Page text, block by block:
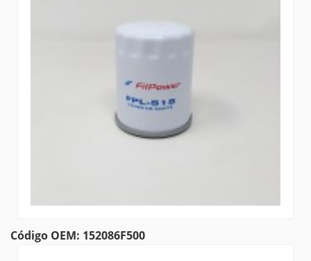
Código OEM: 152086F500